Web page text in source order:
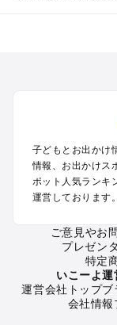
関西のプールおで
中国･四国のプール
九州･沖縄のプール
定番お出かけスポ
牧場
子どもとお出かけ
情報、お出かけス
ポット人気ランキ
運営しております。
ご意見やお
プレゼン
特定
いこーよ運
運営会社トップブ
会社情報